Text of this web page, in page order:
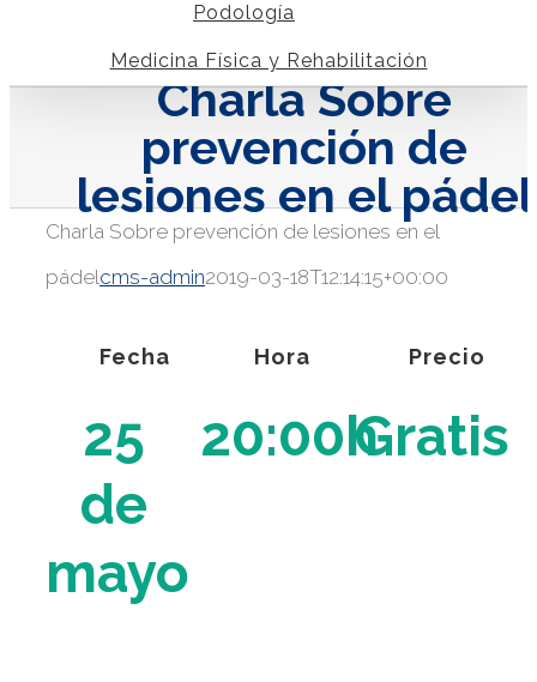
Podología
Medicina Física y Rehabilitación
Charla Sobre
prevención de
lesiones en el pádel
Charla Sobre prevención de lesiones en el
pádelcms-admin2019-03-18T12:14:15+00:00
Fecha
25
de
mayo
Hora
20:00h
Precio
Gratis